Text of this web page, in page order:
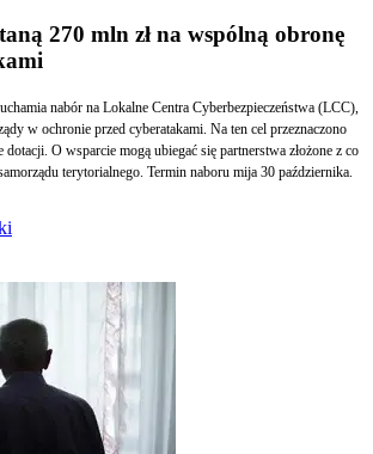
270 mln zł na wspólną obronę
nabór na Lokalne Centra Cyberbezpieczeństwa (LCC),
w ochronie przed cyberatakami. Na ten cel przeznaczono
O wsparcie mogą ubiegać się partnerstwa złożone z co
terytorialnego. Termin naboru mija 30 października.